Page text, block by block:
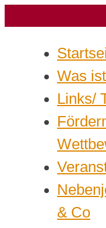
Was
Links/
& Co